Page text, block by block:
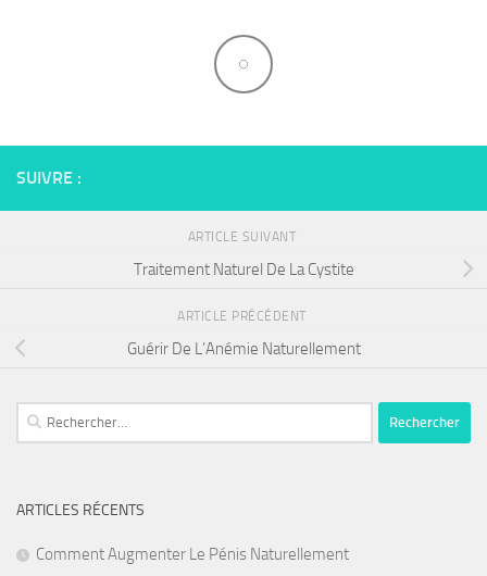
SUIVRE :
ARTICLE SUIVANT
Traitement Naturel De La Cystite
ARTICLE PRÉCÉDENT
Guérir De L’Anémie Naturellement
Rechercher :
ARTICLES RÉCENTS
Comment Augmenter Le Pénis Naturellement